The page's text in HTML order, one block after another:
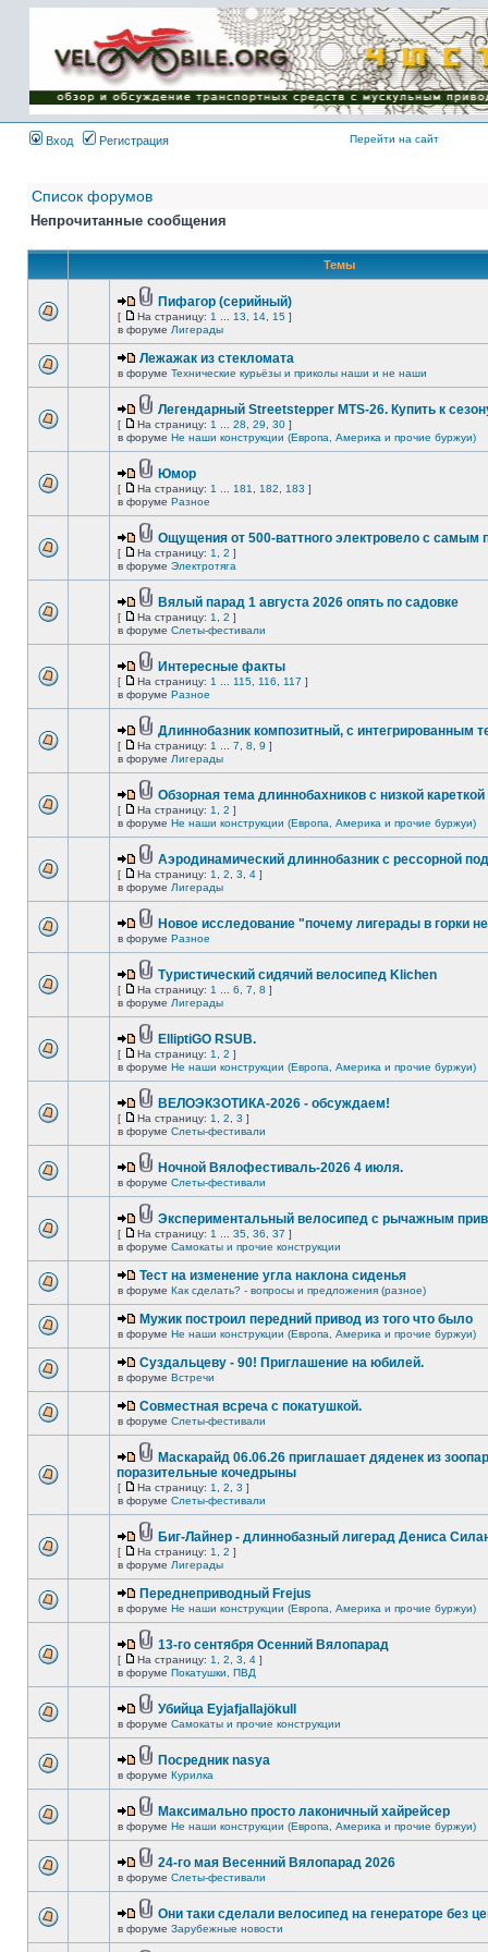
Имя пользователя:
Пароль:
{ LOG_ME_IN_SHORT
}
Вход
Регистрация Перейти на сайт
Список форумов
Непрочитанные сообщения
Темы
Пифагор (серийный)
[ На страницу: 1 13 14 15 ]
в форуме Лигерады
Лежажак из стекломата
в форуме Технические курьёзы и приколы наши и не наши
Легендарный Streetstepper MTS-26. Купить к
[ На страницу: 1 28 29 30 ]
в форуме Не наши конструкции (Европа, Америка и прочие буржуи)
Юмор
[ На страницу: 1 181 182 183 ]
в форуме Разное
Ощущения от 500-ваттного электровело с самым
[ На страницу: 1 2 ]
в форуме Электротяга
Вялый парад 1 августа 2026 опять по садовке
[ На страницу: 1 2 ]
в форуме Слеты-фестивали
Интересные факты
[ На страницу: 1 115 116 117 ]
в форуме Разное
Длиннобазник композитный, с интегрированным
[ На страницу: 1 7 8 9 ]
в форуме Лигерады
Обзорная тема длиннобахников с низкой кареткой
[ На страницу: 1 2 ]
в форуме Не наши конструкции (Европа, Америка и прочие буржуи)
Аэродинамический длиннобазник с рессорной
[ На страницу: 1 2 3 4 ]
в форуме Лигерады
Новое исследование "почему лигерады в горки
в форуме Разное
Туристический сидячий велосипед Klichen
[ На страницу: 1 6 7 8 ]
в форуме Лигерады
ElliptiGO RSUB.
[ На страницу: 1 2 ]
в форуме Не наши конструкции (Европа, Америка и прочие буржуи)
ВЕЛОЭКЗОТИКА-2026 - обсуждаем!
[ На страницу: 1 2 3 ]
в форуме Слеты-фестивали
Ночной Вялофестиваль-2026 4 июля.
в форуме Слеты-фестивали
Экспериментальный велосипед с рычажным
[ На страницу: 1 35 36 37 ]
в форуме Самокаты и прочие конструкции
Тест на изменение угла наклона сиденья
в форуме Как сделать? - вопросы и предложения (разное)
Мужик построил передний привод из того что было
в форуме Не наши конструкции (Европа, Америка и прочие буржуи)
Суздальцеву - 90! Приглашение на юбилей.
в форуме Встречи
Совместная всреча с покатушкой.
в форуме Слеты-фестивали
Маскарайд 06.06.26 приглашает дяденек из
поразительные кочедрыны
[ На страницу: 1 2 3 ]
в форуме Слеты-фестивали
Биг-Лайнер - длиннобазный лигерад Дениса
[ На страницу: 1 2 ]
в форуме Лигерады
Переднеприводный Frejus
в форуме Не наши конструкции (Европа, Америка и прочие буржуи)
13-го сентября Осенний Вялопарад
[ На страницу: 1 2 3 4 ]
в форуме Покатушки, ПВД
Убийца Eyjafjallajökull
в форуме Самокаты и прочие конструкции
Посредник nasya
в форуме Курилка
Максимально просто лаконичный хайрейсер
в форуме Не наши конструкции (Европа, Америка и прочие буржуи)
24-го мая Весенний Вялопарад 2026
в форуме Слеты-фестивали
Они таки сделали велосипед на генераторе без
в форуме Зарубежные новости